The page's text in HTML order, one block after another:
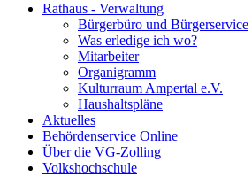
Rathaus - Verwaltung
Bürgerbüro und Bürgerservice
Was erledige ich wo?
Mitarbeiter
Organigramm
Kulturraum Ampertal e.V.
Haushaltspläne
Aktuelles
Behördenservice Online
Über die VG-Zolling
Volkshochschule